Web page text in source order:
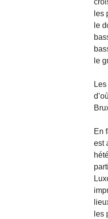
les
le
le
En
est
les